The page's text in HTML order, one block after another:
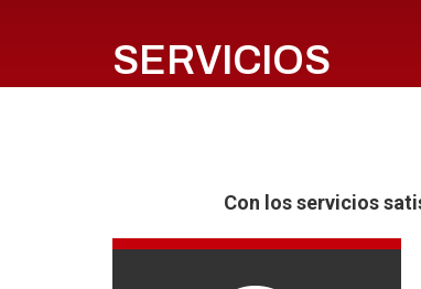
SERVICIOS
Con los servicios